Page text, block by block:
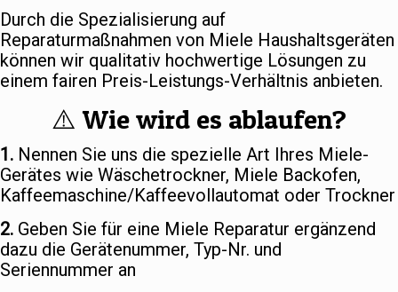
Durch die Spezialisierung auf
Reparaturmaßnahmen von Miele Haushaltsgeräten
können wir qualitativ hochwertige Lösungen zu
einem fairen Preis-Leistungs-Verhältnis anbieten.
⚠️ Wie wird es ablaufen?
1. Nennen Sie uns die spezielle Art Ihres Miele-
Gerätes wie Wäschetrockner, Miele Backofen,
Kaffeemaschine/Kaffeevollautomat oder Trockner
2. Geben Sie für eine Miele Reparatur ergänzend
dazu die Gerätenummer, Typ-Nr. und
Seriennummer an